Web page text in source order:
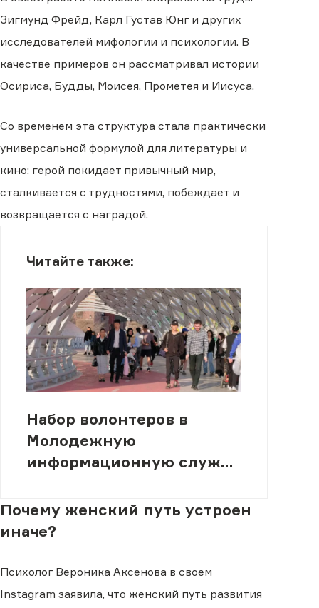
Зигмунд Фрейд, Карл Густав Юнг и других
исследователей мифологии и психологии. В
качестве примеров он рассматривал истории
Осириса, Будды, Моисея, Прометея и Иисуса.
Со временем эта структура стала практически
универсальной формулой для литературы и
кино: герой покидает привычный мир,
сталкивается с трудностями, побеждает и
возвращается с наградой.
Читайте также:
Набор волонтеров в
Молодежную
информационную службу
Почему женский путь устроен
иначе?
Психолог Вероника Аксенова в своем
Instagram заявила, что женский путь развития